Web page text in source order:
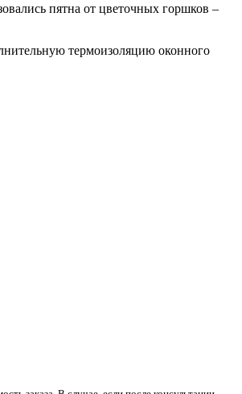
пятна от цветочных горшков –
термоизоляцию оконного